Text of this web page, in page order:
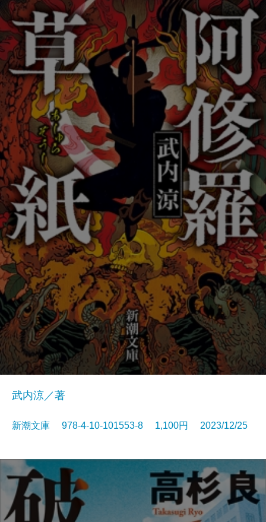
武内涼／著
新潮文庫 978-4-10-101553-8 1,100円 2023/12/25